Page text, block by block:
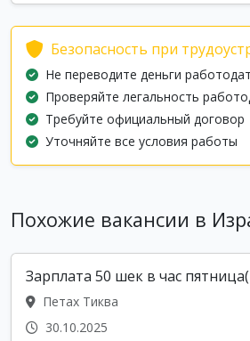
Безопасность при
Не переводите деньги
Проверяйте легальность
Требуйте официальный договор
Уточняйте все условия работы
Похожие вакансии в
Зарплата 50 шек в час
Петах Тиква
30.10.2025